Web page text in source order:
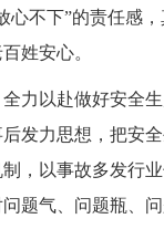
不下”的责任感
姓安心。
力以赴做好安全
发力思想，把安
，以事故多发行
题气、问题瓶、